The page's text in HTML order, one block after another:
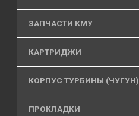
ЗАПЧАСТИ КМУ
КАРТРИДЖИ
КОРПУС ТУРБИНЫ (ЧУГУН)
ПРОКЛАДКИ